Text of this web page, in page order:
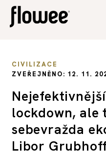
CIVILIZACE
ZVEŘEJNĚNO: 12. 11.
lockdown, ale
sebevražda
Libor